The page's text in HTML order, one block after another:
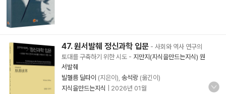
47. 원서발췌 정신과학 입문 - 사회와 역사 연구의
토대를 구축하기 위한 시도 - 지만지(지식을만드는지식) 원
서발췌
빌헬름 딜타이 (지은이), 송석랑 (옮긴이)
지식을만드는지식
2026년 01월